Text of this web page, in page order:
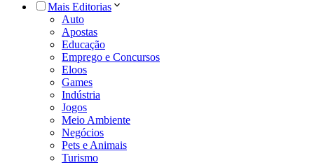
Mais Editorias
Auto
Apostas
Educação
Emprego e Concursos
Eloos
Games
Indústria
Jogos
Meio Ambiente
Negócios
Pets e Animais
Turismo